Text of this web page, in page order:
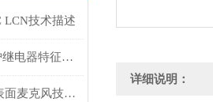
LCN技术描述
美国SEL-851馈线保护继电器特征描述
丹麦GRAS40LS精密表面麦克风技术描述
详细说明：